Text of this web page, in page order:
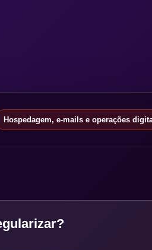
Hospedagem, e-mails e operações